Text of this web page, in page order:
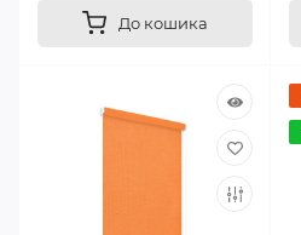
До кошика